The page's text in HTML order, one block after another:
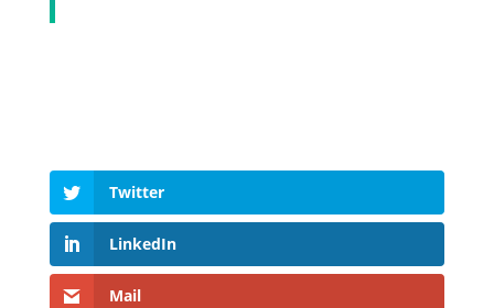
Twitter
LinkedIn
Mail